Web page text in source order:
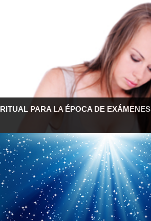
RITUAL PARA LA ÉPOCA DE EXÁMENES